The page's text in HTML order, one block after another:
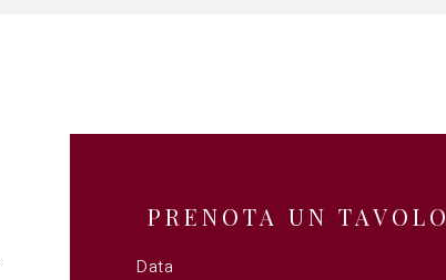
PRENOTA UN TAVOLO
Data